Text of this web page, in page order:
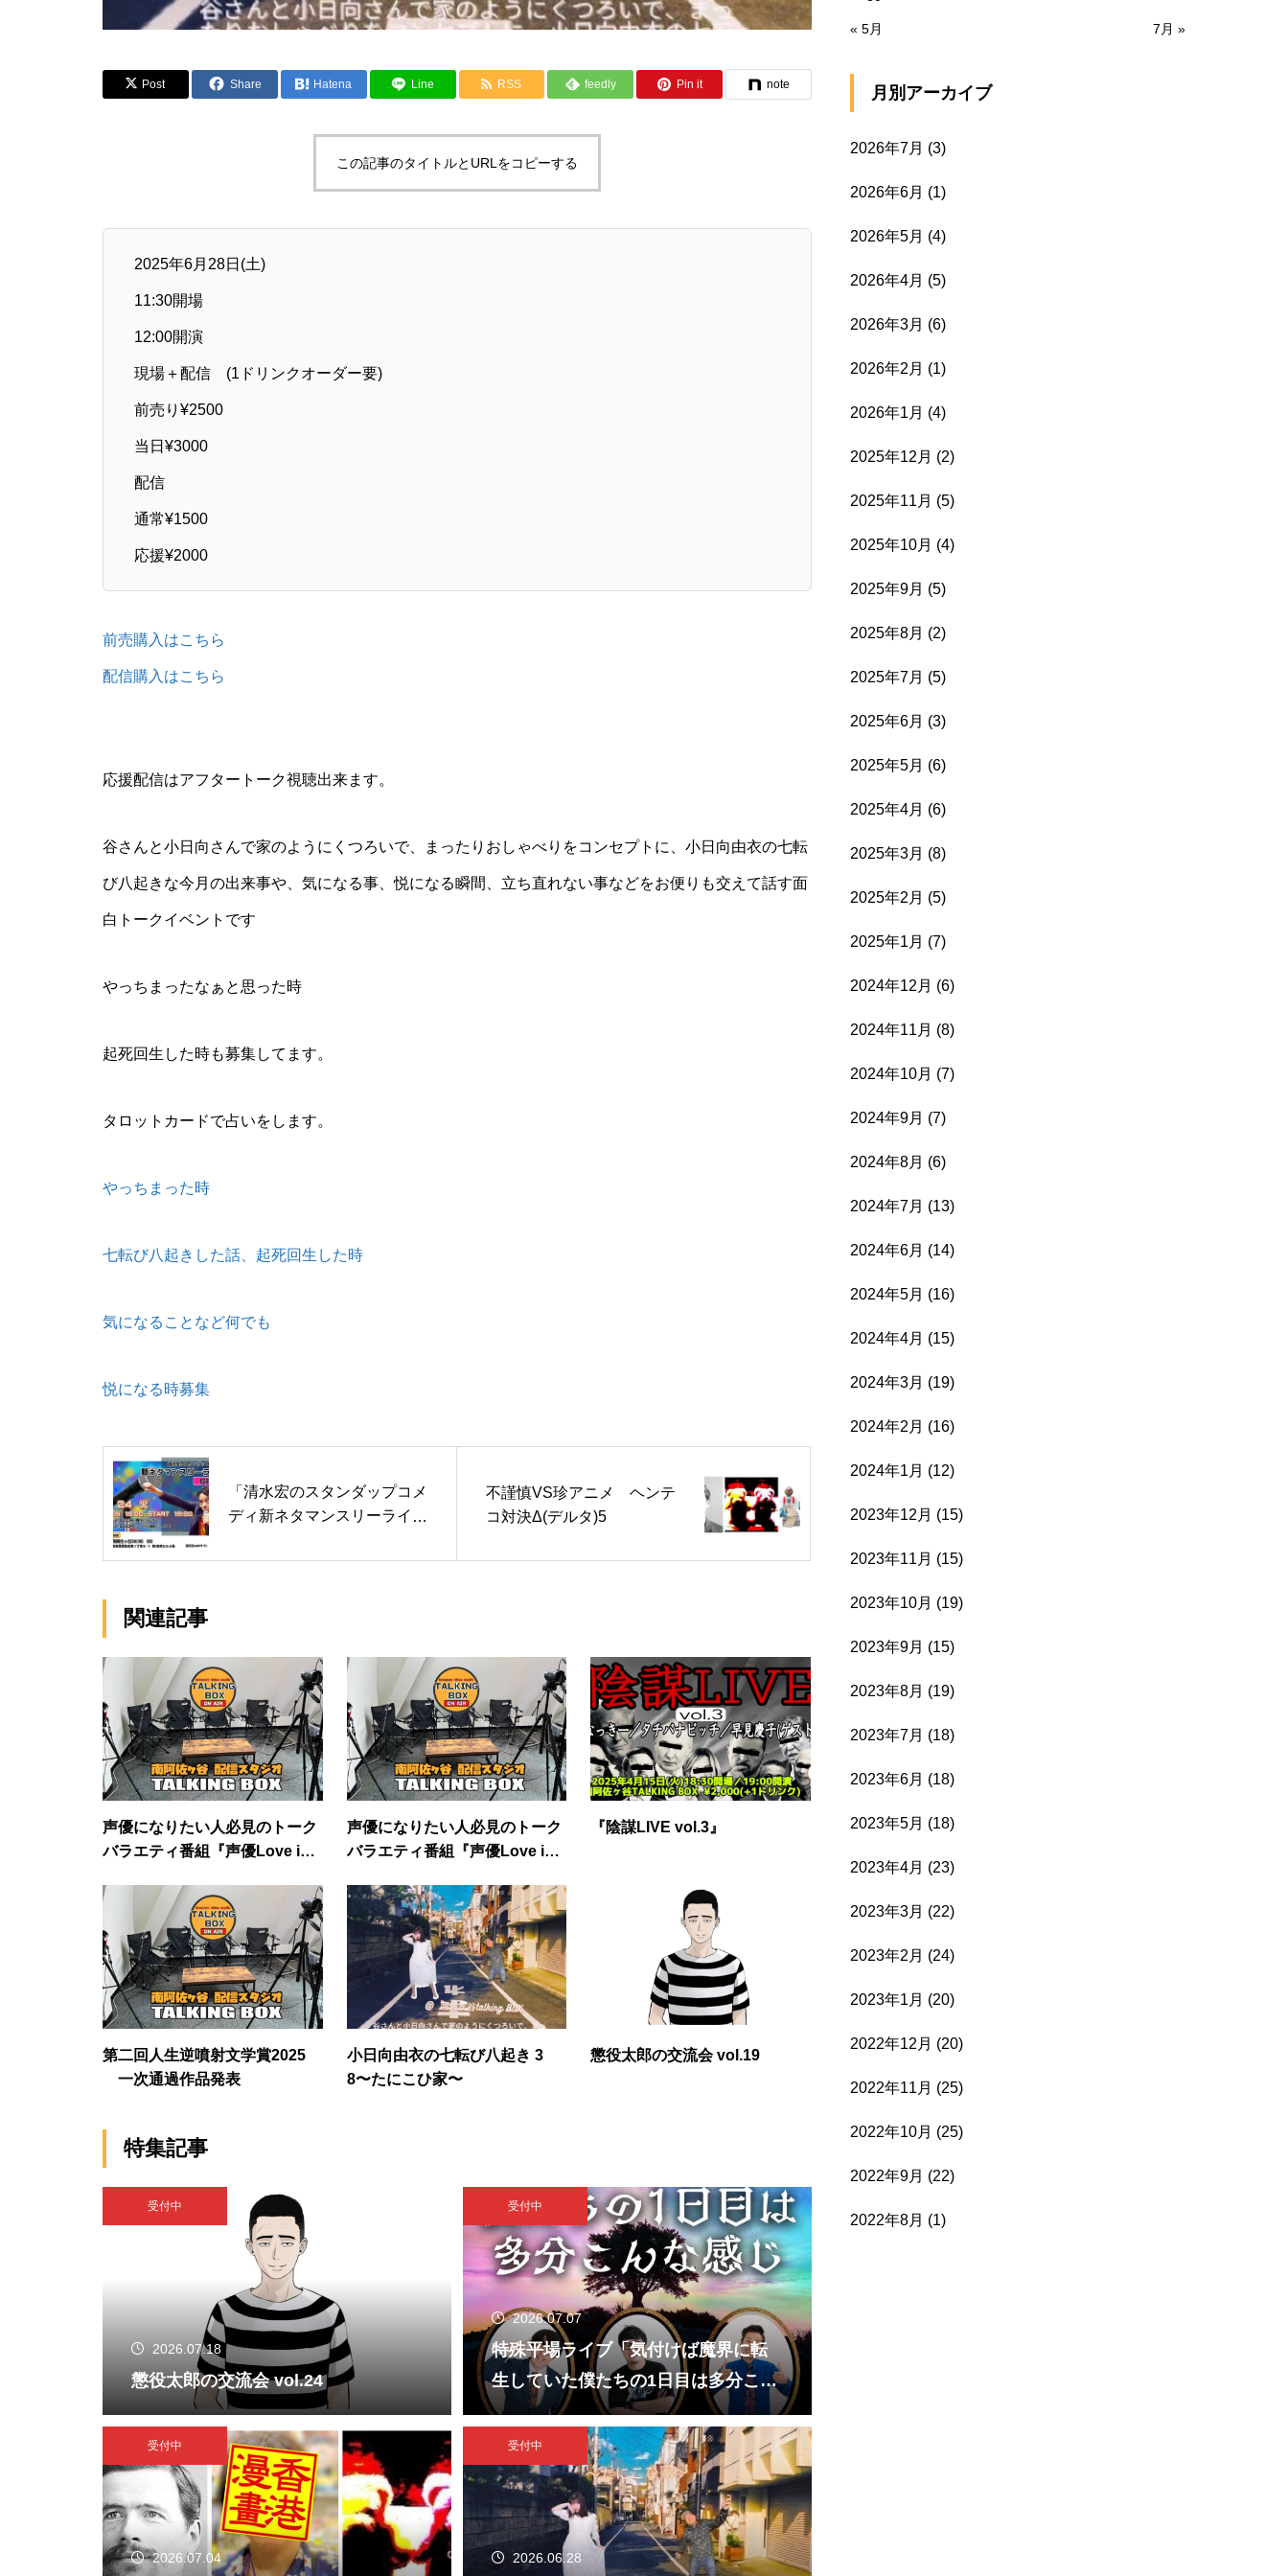
Post Share Hatena Line RSS feedly Pin it note
この記事のタイトルとURLをコピーする
2025年6月28日(土)
11:30開場
12:00開演
現場＋配信 (1ドリンクオーダー要)
前売り¥2500
当日¥3000
配信
通常¥1500
応援¥2000
前売購入はこちら
配信購入はこちら
応援配信はアフタートーク視聴出来ます。
谷さんと小日向さんで家のようにくつろいで、まったりおしゃべりをコンセプトに、小日向由衣の七転
び八起きな今月の出来事や、気になる事、悦になる瞬間、立ち直れない事などをお便りも交えて話す面
白トークイベントです
やっちまったなぁと思った時
起死回生した時も募集してます。
タロットカードで占いをします。
やっちまった時
七転び八起きした話、起死回生した時
気になることなど何でも
悦になる時募集
「清水宏のスタンダップコメ
ディ新ネタマンスリーライブ
不謹慎VS珍アニメ ヘンテ
コ対決Δ(デルタ)5
関連記事
声優になりたい人必見のトーク
バラエティ番組『声優Love in
声優になりたい人必見のトーク
バラエティ番組『声優Love in
『陰謀LIVE vol.3』
第二回人生逆噴射文学賞2025
一次通過作品発表
小日向由衣の七転び八起き 3
8〜たにこひ家〜
懲役太郎の交流会 vol.19
特集記事
受付中
2026.07.18
懲役太郎の交流会 vol.24
受付中
2026.07.07
特殊平場ライブ「気付けば魔界に転
生していた僕たちの1日目は多分こん
な感じ」
受付中
2026.07.04
受付中
2026.06.28
« 5月 7月 »
月別アーカイブ
2026年7月 (3)
2026年6月 (1)
2026年5月 (4)
2026年4月 (5)
2026年3月 (6)
2026年2月 (1)
2026年1月 (4)
2025年12月 (2)
2025年11月 (5)
2025年10月 (4)
2025年9月 (5)
2025年8月 (2)
2025年7月 (5)
2025年6月 (3)
2025年5月 (6)
2025年4月 (6)
2025年3月 (8)
2025年2月 (5)
2025年1月 (7)
2024年12月 (6)
2024年11月 (8)
2024年10月 (7)
2024年9月 (7)
2024年8月 (6)
2024年7月 (13)
2024年6月 (14)
2024年5月 (16)
2024年4月 (15)
2024年3月 (19)
2024年2月 (16)
2024年1月 (12)
2023年12月 (15)
2023年11月 (15)
2023年10月 (19)
2023年9月 (15)
2023年8月 (19)
2023年7月 (18)
2023年6月 (18)
2023年5月 (18)
2023年4月 (23)
2023年3月 (22)
2023年2月 (24)
2023年1月 (20)
2022年12月 (20)
2022年11月 (25)
2022年10月 (25)
2022年9月 (22)
2022年8月 (1)